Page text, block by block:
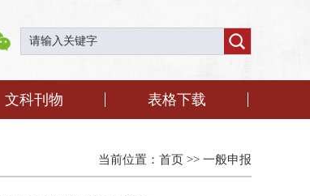
文科刊物 表格下载
当前位置： 首页 >> 一般申报